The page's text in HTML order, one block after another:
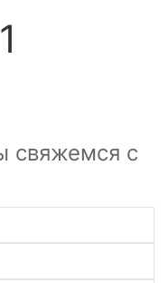
свяжемся с